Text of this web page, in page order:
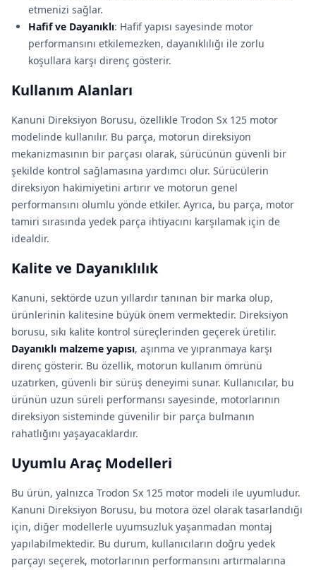
etmenizi sağlar.
Hafif ve Dayanıklı: Hafif yapısı sayesinde motor
performansını etkilemezken, dayanıklılığı ile zorlu
koşullara karşı direnç gösterir.
Kullanım Alanları
Kanuni Direksiyon Borusu, özellikle Trodon Sx 125 motor
modelinde kullanılır. Bu parça, motorun direksiyon
mekanizmasının bir parçası olarak, sürücünün güvenli bir
şekilde kontrol sağlamasına yardımcı olur. Sürücülerin
direksiyon hakimiyetini artırır ve motorun genel
performansını olumlu yönde etkiler. Ayrıca, bu parça, motor
tamiri sırasında yedek parça ihtiyacını karşılamak için de
idealdir.
Kalite ve Dayanıklılık
Kanuni, sektörde uzun yıllardır tanınan bir marka olup,
ürünlerinin kalitesine büyük önem vermektedir. Direksiyon
borusu, sıkı kalite kontrol süreçlerinden geçerek üretilir.
Dayanıklı malzeme yapısı, aşınma ve yıpranmaya karşı
direnç gösterir. Bu özellik, motorun kullanım ömrünü
uzatırken, güvenli bir sürüş deneyimi sunar. Kullanıcılar, bu
ürünün uzun süreli performansı sayesinde, motorlarının
direksiyon sisteminde güvenilir bir parça bulmanın
rahatlığını yaşayacaklardır.
Uyumlu Araç Modelleri
Bu ürün, yalnızca Trodon Sx 125 motor modeli ile uyumludur.
Kanuni Direksiyon Borusu, bu motora özel olarak tasarlandığı
için, diğer modellerle uyumsuzluk yaşanmadan montaj
yapılabilmektedir. Bu durum, kullanıcıların doğru yedek
parçayı seçerek, motorlarının performansını artırmalarına